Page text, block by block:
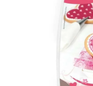
ZDRAVÉ PEČENÍ
DÁRKOVÉ POUKAZY
TÉMATICKÉ PRODUKTY